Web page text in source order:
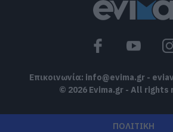
Επικοινωνία: info@evima.gr -
© 2026 Evima.gr - All rights
ΠΟΛΙΤΙΚΗ